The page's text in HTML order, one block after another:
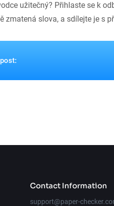
užitečný? Přihlaste se k
zmatená slova, a sdílejte je s
Contact Information
support@paper-